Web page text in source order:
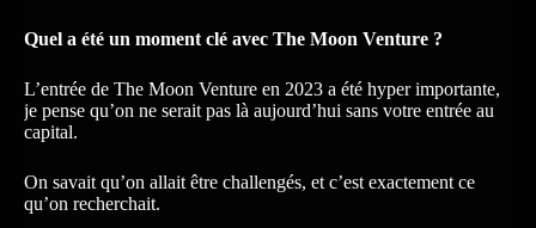
Quel a été un moment clé avec The Moon Venture ?
L’entrée de The Moon Venture en 2023 a été hyper importante,
je pense qu’on ne serait pas là aujourd’hui sans votre entrée au
capital.
On savait qu’on allait être challengés, et c’est exactement ce
qu’on recherchait.